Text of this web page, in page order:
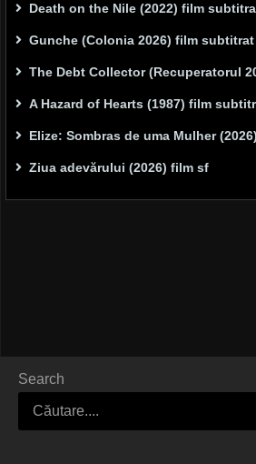
Death on the Nile (2022) film
Gunche (Colonia 2026) film
The Debt Collector (Recuperatorul
A Hazard of Hearts (1987) film
Elize: Sombras de uma Mulher
Ziua adevărului (2026) film sf
Search